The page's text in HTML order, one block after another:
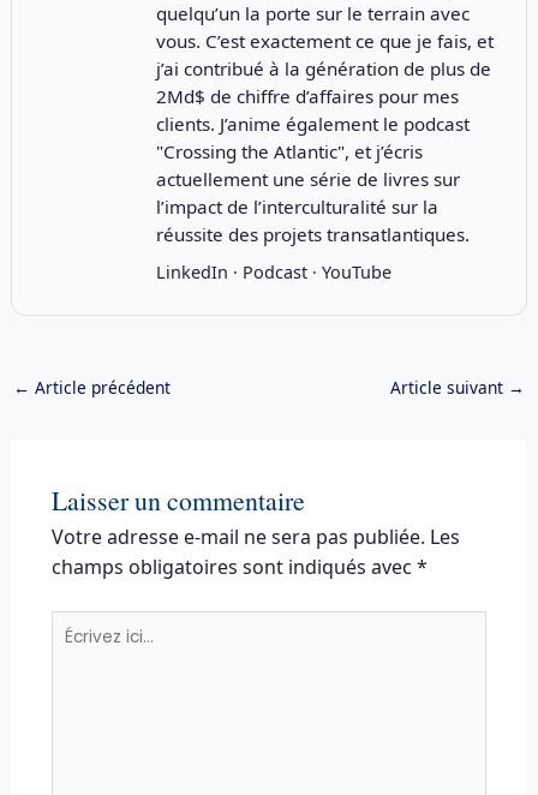
quelqu’un la porte sur le terrain avec
vous. C’est exactement ce que je fais, et
j’ai contribué à la génération de plus de
2Md$ de chiffre d’affaires pour mes
clients. J’anime également le podcast
"Crossing the Atlantic", et j’écris
actuellement une série de livres sur
l’impact de l’interculturalité sur la
réussite des projets transatlantiques.
LinkedIn · Podcast· YouTube
← Article précédent Article suivant →
Laisser un commentaire
Votre adresse e-mail ne sera pas publiée. Les
champs obligatoires sont indiqués avec *
Écrivez